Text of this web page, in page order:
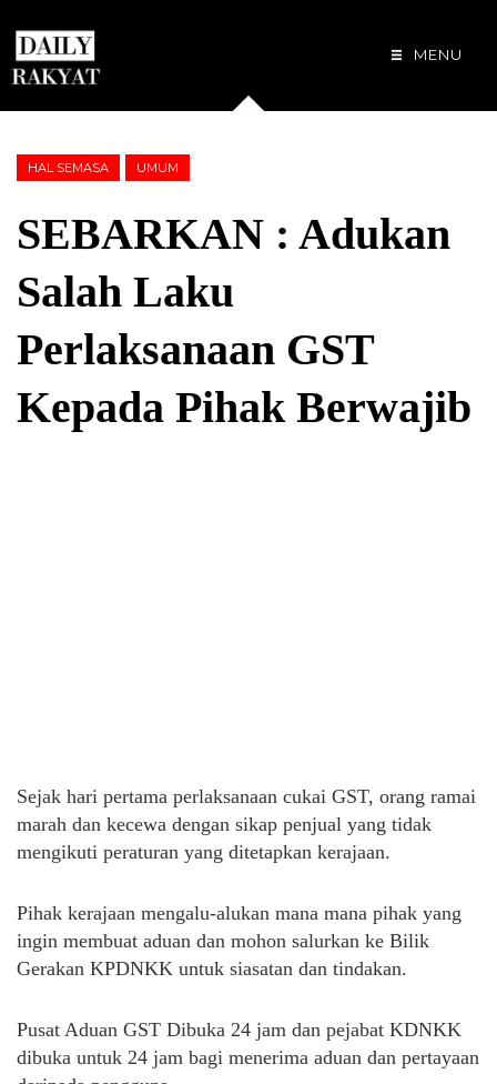
MENU
HAL SEMASA UMUM
SEBARKAN : Adukan
Salah Laku
Perlaksanaan GST
Kepada Pihak Berwajib
Sejak hari pertama perlaksanaan cukai GST, orang ramai
marah dan kecewa dengan sikap penjual yang tidak
mengikuti peraturan yang ditetapkan kerajaan.
Pihak kerajaan mengalu-alukan mana mana pihak yang
ingin membuat aduan dan mohon salurkan ke Bilik
Gerakan KPDNKK untuk siasatan dan tindakan.
Pusat Aduan GST Dibuka 24 jam dan pejabat KDNKK
dibuka untuk 24 jam bagi menerima aduan dan pertayaan